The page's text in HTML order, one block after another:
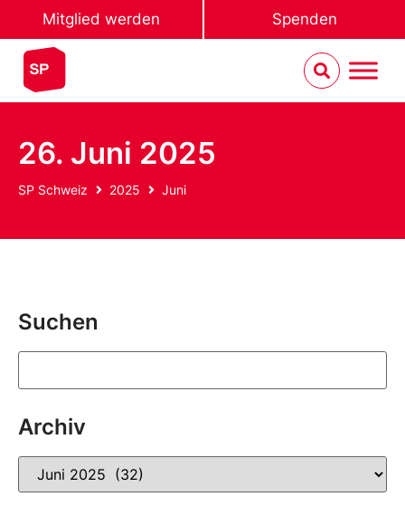
Mitglied werden Spenden
26. Juni 2025
SP Schweiz 2025 Juni
Suchen
Archiv